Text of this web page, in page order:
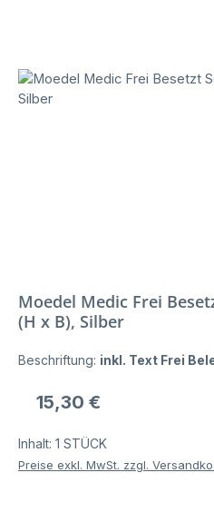
Bildergalerie überspringen
Moedel Medic Frei
(H x B), Silber
Beschriftung: inkl. Text Frei
Regulärer Preis:
15,30 €
Inhalt: 1 STÜCK
Preise exkl. MwSt. zzgl.